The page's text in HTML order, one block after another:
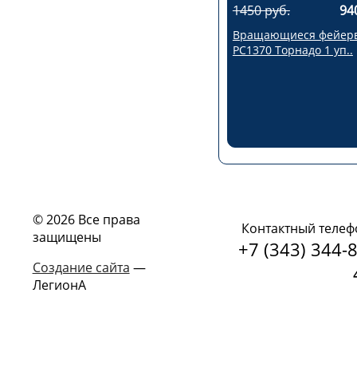
1450 руб.
Вращающиеся
РС1370 Торнадо 1 уп..
© 2026 Все права
защищены
Создание сайта —
ЛегионА
Контактный
+7 (343) 344-